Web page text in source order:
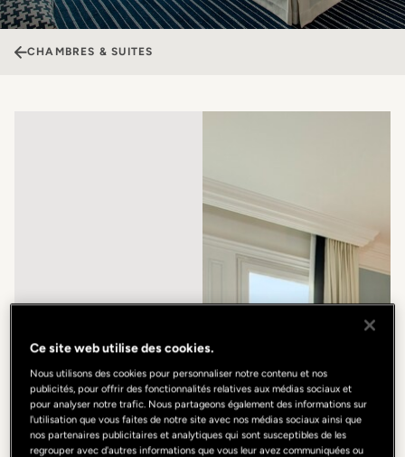
CHAMBRES & SUITES
Ce site web utilise des cookies.
Nous utilisons des cookies pour personnaliser notre contenu et nos
publicités, pour offrir des fonctionnalités relatives aux médias sociaux et
pour analyser notre trafic. Nous partageons également des informations sur
l'utilisation que vous faites de notre site avec nos médias sociaux ainsi que
nos partenaires publicitaires et analytiques qui sont susceptibles de les
regrouper avec d'autres informations que vous leur avez communiquées ou